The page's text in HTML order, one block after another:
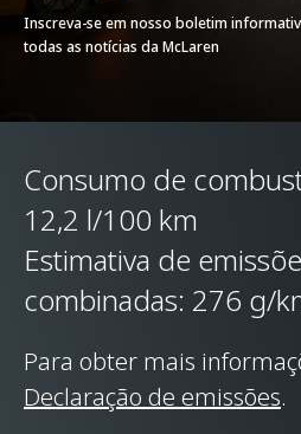
TRANSMISSÃO
CHASSI E
Inscreva-se em nosso boletim
todas as notícias da McLaren
Consumo de
12,2 l/100 km
Estimativa de
combinadas: 276 g/
Para obter mais
Declaração de emissões.